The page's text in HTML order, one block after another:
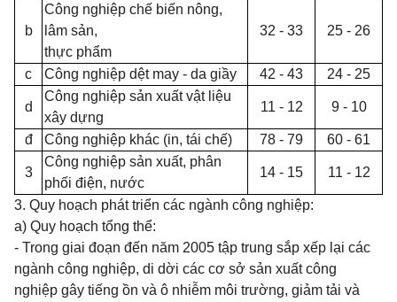
b
Công nghiệp chế biến nông,
lâm sản,
thực phẩm
32 - 33 25 - 26
c Công nghiệp dệt may - da giầy 42 - 43 24 - 25
d
Công nghiệp sản xuất vật liệu
xây dựng
11 - 12 9 - 10
đ Công nghiệp khác (in, tái chế) 78 - 79 60 - 61
3
Công nghiệp sản xuất, phân
phối điện, nước
14 - 15 11 - 12
3. Quy hoạch phát triển các ngành công nghiệp:
a) Quy hoạch tổng thể:
- Trong giai đoạn đến năm 2005 tập trung sắp xếp lại các
ngành công nghiệp, di dời các cơ sở sản xuất công
nghiệp gây tiếng ồn và ô nhiễm môi trường, giảm tải và